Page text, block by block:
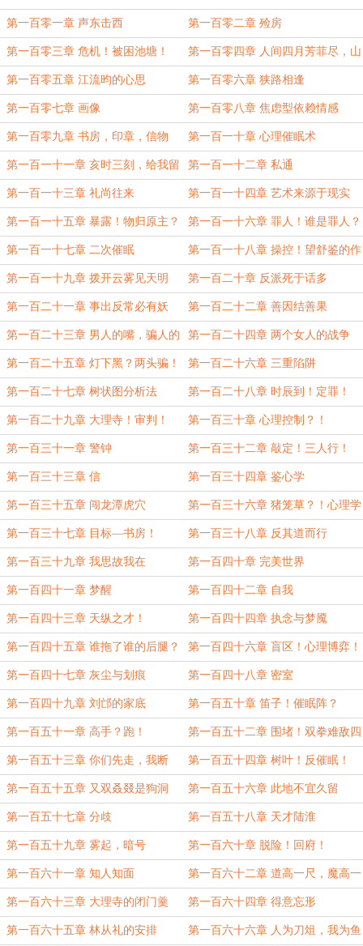
第一百零一章 声东击西 第一百零二章 殓房
第一百零三章 危机！被困池塘！ 第一百零四章 人间四月芳菲尽，山
寺桃花始盛开
第一百零五章 江流昀的心思 第一百零六章 狭路相逢
第一百零七章 画像 第一百零八章 焦虑型依赖情感
第一百零九章 书房，印章，信物 第一百一十章 心理催眠术
第一百一十一章 亥时三刻，给我留
道门
第一百一十二章 私通
第一百一十三章 礼尚往来 第一百一十四章 艺术来源于现实
第一百一十五章 暴露！物归原主？ 第一百一十六章 罪人！谁是罪人？
第一百一十七章 二次催眠 第一百一十八章 操控！望舒鉴的作
用！
第一百一十九章 拨开云雾见天明 第一百二十章 反派死于话多
第一百二十一章 事出反常必有妖 第一百二十二章 善因结善果
第一百二十三章 男人的嘴，骗人的
鬼
第一百二十四章 两个女人的战争
第一百二十五章 灯下黑？两头骗！ 第一百二十六章 三重陷阱
第一百二十七章 树状图分析法 第一百二十八章 时辰到！定罪！
第一百二十九章 大理寺！审判！ 第一百三十章 心理控制？！
第一百三十一章 警钟 第一百三十二章 敲定！三人行！
第一百三十三章 信 第一百三十四章 鉴心学
第一百三十五章 闯龙潭虎穴 第一百三十六章 猪笼草？！心理学
高手！
第一百三十七章 目标—书房！ 第一百三十八章 反其道而行
第一百三十九章 我思故我在 第一百四十章 完美世界
第一百四十一章 梦醒 第一百四十二章 自我
第一百四十三章 天纵之才！ 第一百四十四章 执念与梦魇
第一百四十五章 谁拖了谁的后腿？ 第一百四十六章 盲区！心理博弈！
第一百四十七章 灰尘与划痕 第一百四十八章 密室
第一百四十九章 刘邙的家底 第一百五十章 笛子！催眠阵？
第一百五十一章 高手？跑！ 第一百五十二章 围堵！双拳难敌四
手
第一百五十三章 你们先走，我断
后！
第一百五十四章 树叶！反催眠！
第一百五十五章 又双叒叕是狗洞 第一百五十六章 此地不宜久留
第一百五十七章 分歧 第一百五十八章 天才陆淮
第一百五十九章 雾起，暗号 第一百六十章 脱险！回府！
第一百六十一章 知人知面 第一百六十二章 道高一尺，魔高一
丈
第一百六十三章 大理寺的闭门羹 第一百六十四章 得意忘形
第一百六十五章 林从礼的安排 第一百六十六章 人为刀俎，我为鱼